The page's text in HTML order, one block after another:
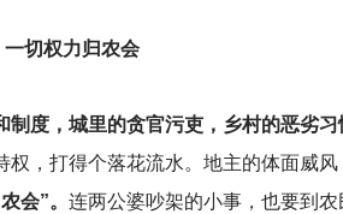
切权力归农会
度，城里的贪官污吏，乡村的恶劣习
，打得个落花流水。地主的体面威风
会”。 连两公婆吵架的小事，也要到农